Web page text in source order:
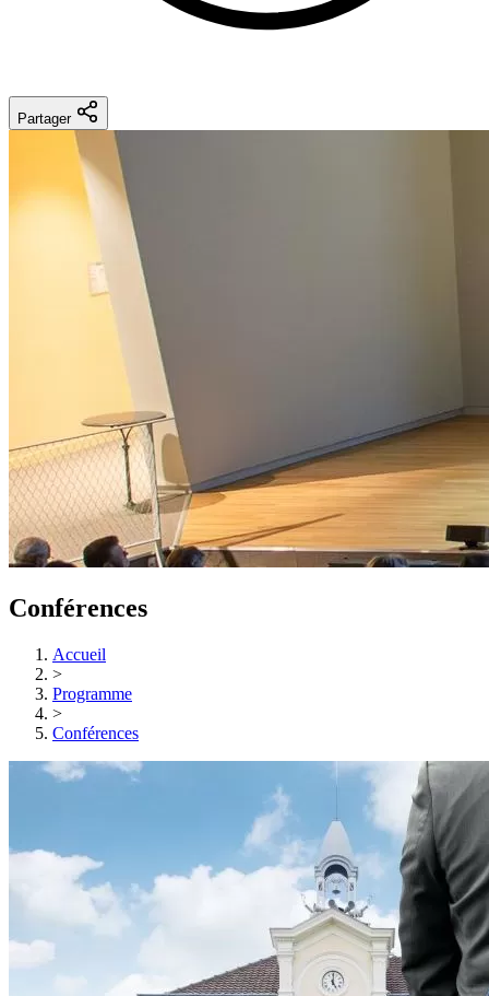
Partager
Conférences
Accueil
>
Programme
>
Conférences